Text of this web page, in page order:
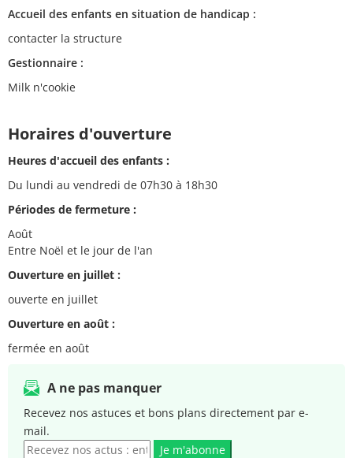
Accueil des enfants en situation de handicap :
contacter la structure
Gestionnaire :
Milk n'cookie
Horaires d'ouverture
Heures d'accueil des enfants :
Du lundi au vendredi de 07h30 à 18h30
Périodes de fermeture :
Août
Entre Noël et le jour de l'an
Ouverture en juillet :
ouverte en juillet
Ouverture en août :
fermée en août
A ne pas manquer
Recevez nos astuces et bons plans directement par e-
mail.
Je m'abonne